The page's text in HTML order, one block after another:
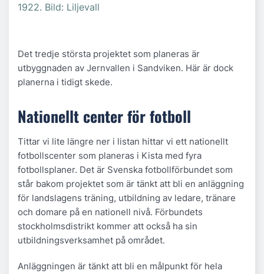
1922. Bild: Liljevall
Det tredje största projektet som planeras är
utbyggnaden av Jernvallen i Sandviken. Här är dock
planerna i tidigt skede.
Nationellt center för fotboll
Tittar vi lite längre ner i listan hittar vi ett nationellt
fotbollscenter som planeras i Kista med fyra
fotbollsplaner. Det är Svenska fotbollförbundet som
står bakom projektet som är tänkt att bli en anläggning
för landslagens träning, utbildning av ledare, tränare
och domare på en nationell nivå. Förbundets
stockholmsdistrikt kommer att också ha sin
utbildningsverksamhet på området.
Anläggningen är tänkt att bli en målpunkt för hela